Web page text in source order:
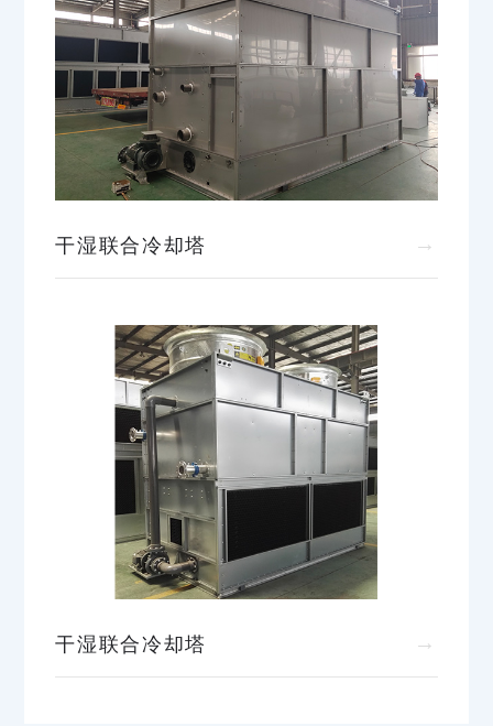
干湿联合冷却塔 →
干湿联合冷却塔 →